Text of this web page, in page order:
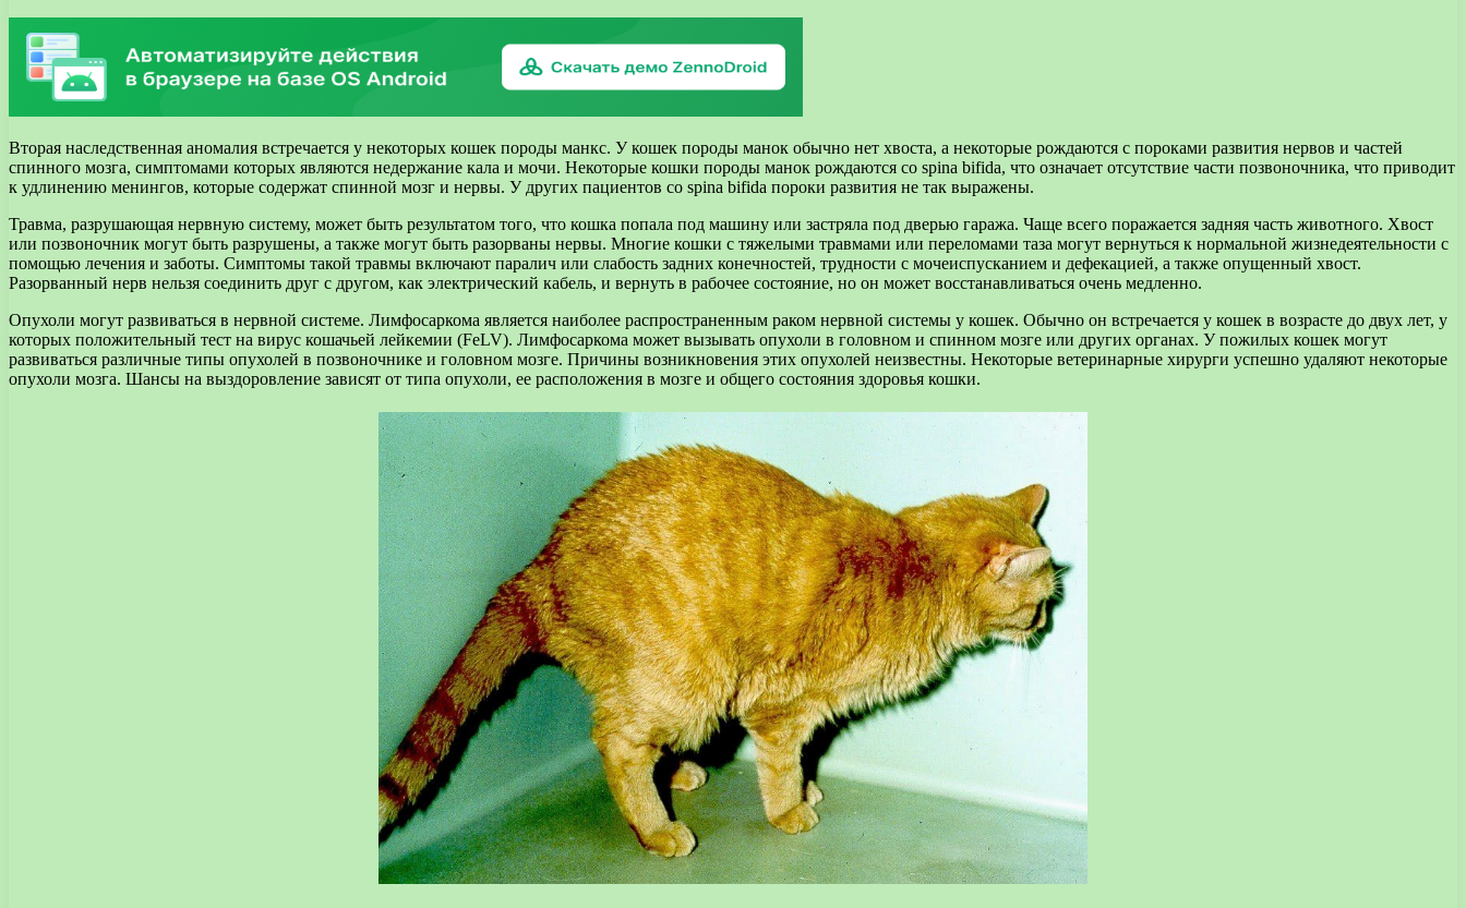
Вторая наследственная аномалия встречается у некоторых кошек породы манкс. У кошек породы манок обычно нет хвоста, а некоторые рождаются с пороками развития нервов и частей
спинного мозга, симптомами которых являются недержание кала и мочи. Некоторые кошки породы манок рождаются со spina bifida, что означает отсутствие части позвоночника, что приводит
к удлинению менингов, которые содержат спинной мозг и нервы. У других пациентов со spina bifida пороки развития не так выражены.
Травма, разрушающая нервную систему, может быть результатом того, что кошка попала под машину или застряла под дверью гаража. Чаще всего поражается задняя часть животного. Хвост
или позвоночник могут быть разрушены, а также могут быть разорваны нервы. Многие кошки с тяжелыми травмами или переломами таза могут вернуться к нормальной жизнедеятельности с
помощью лечения и заботы. Симптомы такой травмы включают паралич или слабость задних конечностей, трудности с мочеиспусканием и дефекацией, а также опущенный хвост.
Разорванный нерв нельзя соединить друг с другом, как электрический кабель, и вернуть в рабочее состояние, но он может восстанавливаться очень медленно.
Опухоли могут развиваться в нервной системе. Лимфосаркома является наиболее распространенным раком нервной системы у кошек. Обычно он встречается у кошек в возрасте до двух лет, у
которых положительный тест на вирус кошачьей лейкемии (FeLV). Лимфосаркома может вызывать опухоли в головном и спинном мозге или других органах. У пожилых кошек могут
развиваться различные типы опухолей в позвоночнике и головном мозге. Причины возникновения этих опухолей неизвестны. Некоторые ветеринарные хирурги успешно удаляют некоторые
опухоли мозга. Шансы на выздоровление зависят от типа опухоли, ее расположения в мозге и общего состояния здоровья кошки.